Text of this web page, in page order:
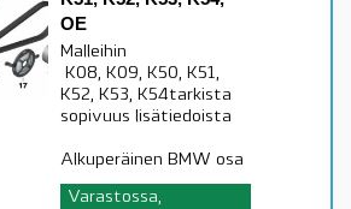
OE
Malleihin
K08, K09, K50, K51,
K52, K53, K54tarkista
sopivuus lisätiedoista
Alkuperäinen BMW osa
Varastossa,